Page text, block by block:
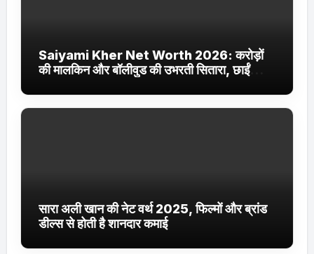
Saiyami Kher Net Worth 2026: करोड़ों
की मालकिन और बॉलीवुड की उभरती सितारा, छाईं
सारा अली खान की नेट वर्थ 2025, फिल्मों और ब्रांड
डील्स से होती है शानदार कमाई